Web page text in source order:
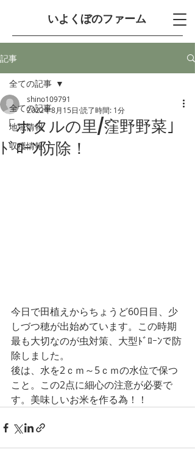
​いよくぼのファーム
記事
全ての記事
地域情報
収穫情報
全ての記事
「ホタルの里/窪野野菜」
ﾄﾞﾛｰﾝ防除！
shino109791
2022年8月15日 読了時間: 1分
今日で田植えからちょうど60日目、少
しづつ穂が出始めています。この時期
最も大切なのが虫対策、大型ﾄﾞﾛｰﾝで防
除しました。
後は、水を2ｃｍ～5ｃｍの水位で保つ
こと。この2点に細心の注意が必要で
す。美味しいお米を作る為！！